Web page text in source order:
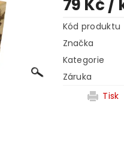
79 Kč/
Kód produktu
Značka
Kategorie
Záruka
Tisk